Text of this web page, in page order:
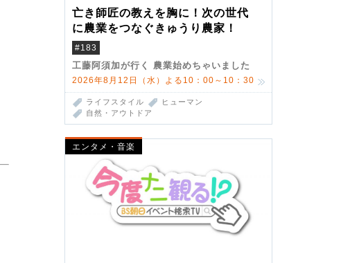
亡き師匠の教えを胸に！次の世代
に農業をつなぐきゅうり農家！
#183
工藤阿須加が行く 農業始めちゃいました
2026年8月12日（水）よる10：00～10：30
ライフスタイル
ヒューマン
自然・アウトドア
エンタメ・音楽